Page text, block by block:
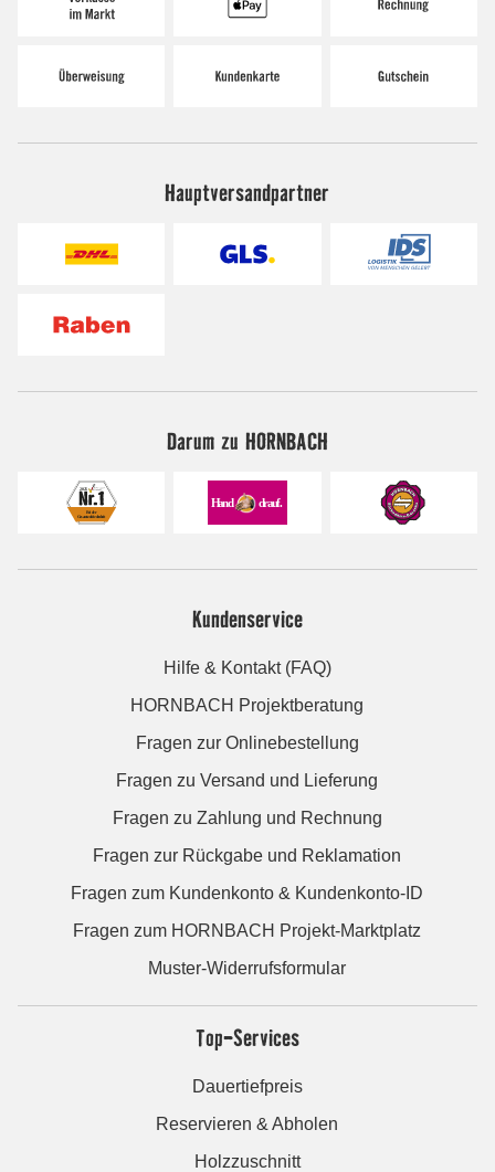
Hauptversandpartner
Darum zu HORNBACH
Kundenservice
Hilfe & Kontakt (FAQ)
HORNBACH Projektberatung
Fragen zur Onlinebestellung
Fragen zu Versand und Lieferung
Fragen zu Zahlung und Rechnung
Fragen zur Rückgabe und Reklamation
Fragen zum Kundenkonto & Kundenkonto-ID
Fragen zum HORNBACH Projekt-Marktplatz
Muster-Widerrufsformular
Top-Services
Dauertiefpreis
Reservieren & Abholen
Holzzuschnitt